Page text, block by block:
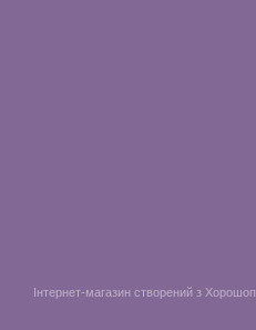
Інтернет-магазин створений з Хорошоп